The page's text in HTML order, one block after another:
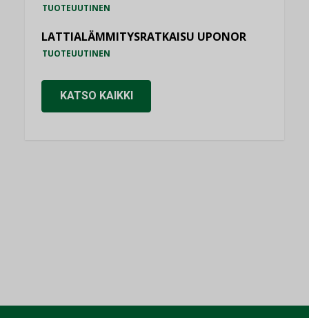
TUOTEUUTINEN
LATTIALÄMMITYSRATKAISU UPONOR
TUOTEUUTINEN
KATSO KAIKKI